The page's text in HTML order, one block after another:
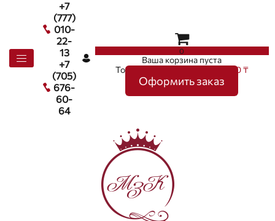
+7
(777)
010-
22-
13
+7
(705)
676-
60-
64
0
Ваша корзина пуста
Товаров в корзине
на сумму0 ₸
Оформить заказ